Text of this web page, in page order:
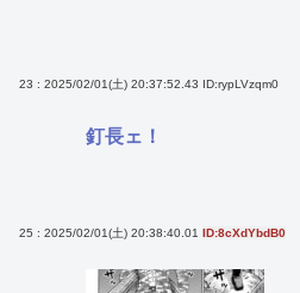
23 : 2025/02/01(土) 20:37:52.43 ID:rypLVzqm0
釘長ェ！
25 : 2025/02/01(土) 20:38:40.01 ID:8cXdYbdB0